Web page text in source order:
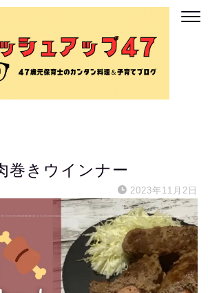
巻きウインナー
2023年11月2日